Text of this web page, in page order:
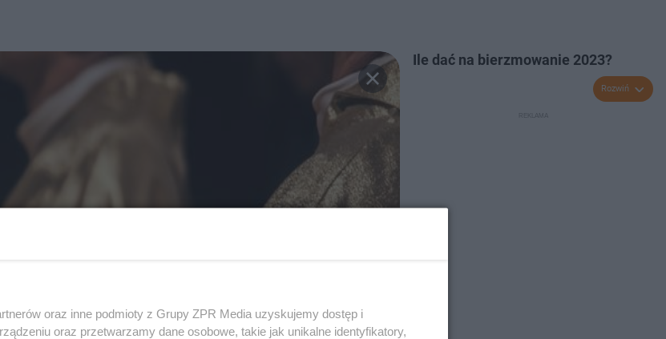
Ile dać na bierzmowanie 2023?
Rozwiń
oraz inne podmioty z Grupy ZPR Media uzyskujemy dostęp i
oraz przetwarzamy dane osobowe, takie jak unikalne identyfikatory,